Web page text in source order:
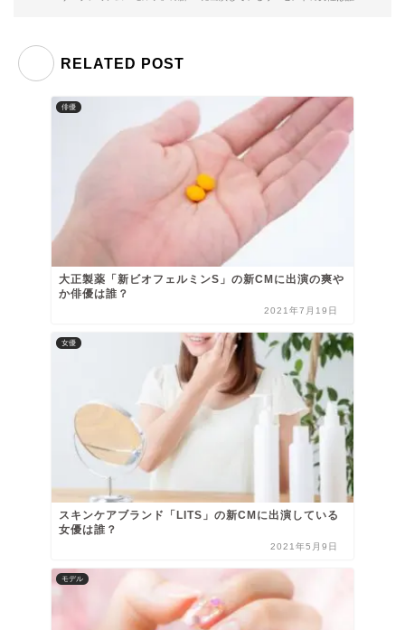
RELATED POST
俳優
大正製薬「新ビオフェルミンS」の新CMに出演の爽や
か俳優は誰？
2021年7月19日
女優
スキンケアブランド「LITS」の新CMに出演している
女優は誰？
2021年5月9日
モデル